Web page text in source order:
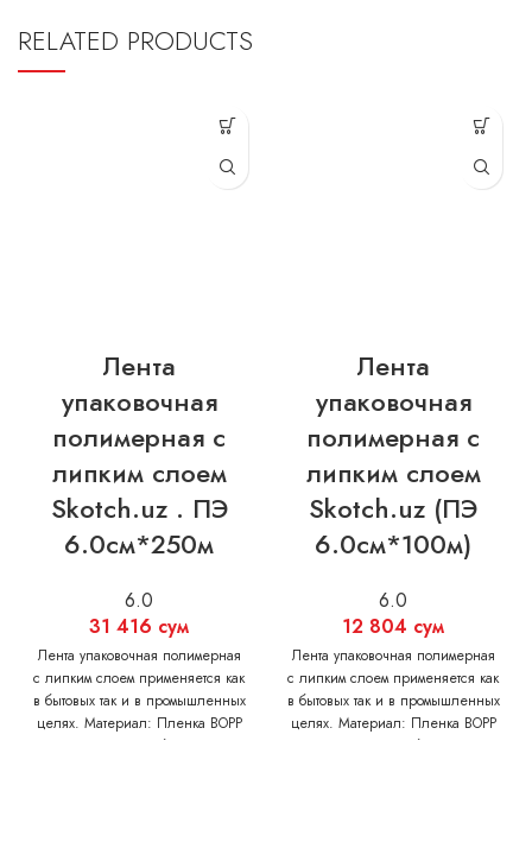
RELATED PRODUCTS
Лента
упаковочная
полимерная с
липким слоем
Skotch.uz . ПЭ
6.0см*250м
6.0
31 416 сум
Лента упаковочная полимерная
с липким слоем применяется как
в бытовых так и в промышленных
целях. Материал: Пленка BOPP
Толщина без
Лента
упаковочная
полимерная с
липким слоем
Skotch.uz (ПЭ
6.0см*100м)
6.0
12 804 сум
Лента упаковочная полимерная
с липким слоем применяется как
в бытовых так и в промышленных
целях. Материал: Пленка BOPP
Толщина без